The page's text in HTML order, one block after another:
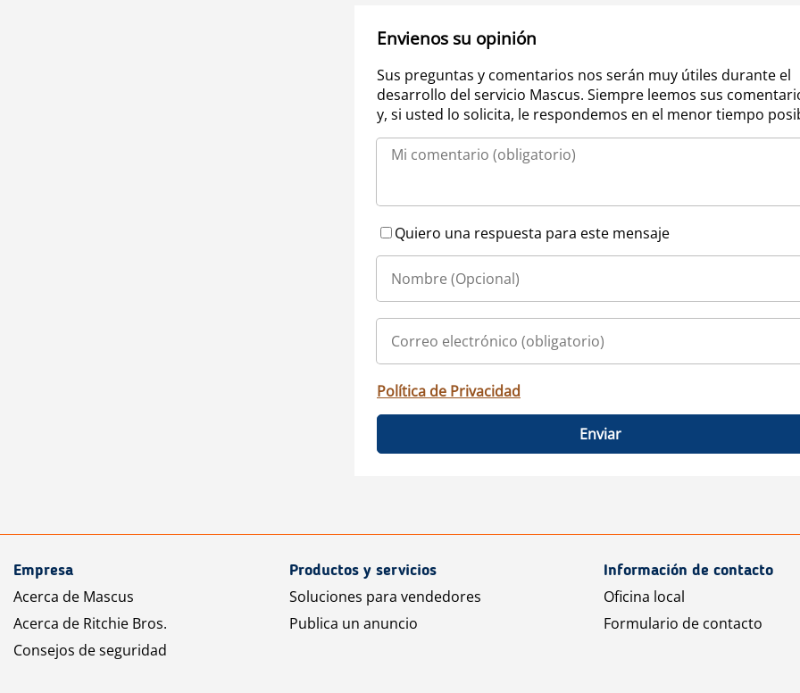
Envienos su opinión
Sus preguntas y comentarios nos serán muy útiles durante el
desarrollo del servicio Mascus. Siempre leemos sus
y, si usted lo solicita, le respondemos en el menor tiempo
Quiero una respuesta para este mensaje
Política de Privacidad
Enviar
Empresa
Acerca de Mascus
Acerca de Ritchie Bros.
Consejos de seguridad
Productos y servicios
Soluciones para vendedores
Publica un anuncio
Información de contacto
Oficina local
Formulario de contacto